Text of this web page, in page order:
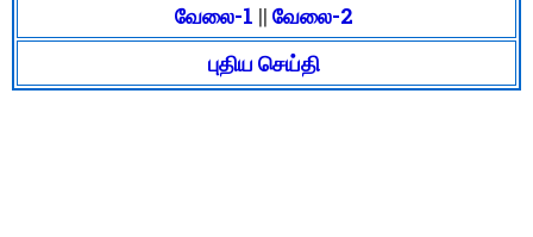
வேலை-1 || வேலை-2
புதிய செய்தி